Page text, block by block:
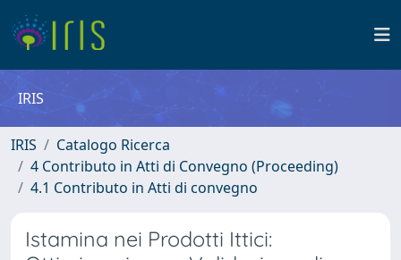
IRIS
IRIS
Catalogo Ricerca
4 Contributo in Atti di Convegno (Proceeding)
4.1 Contributo in Atti di convegno
Istamina nei Prodotti Ittici: